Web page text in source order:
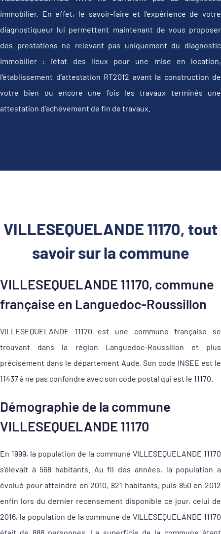
immobilier. En effet, le savoir-faire et l'expérience de votre
diagnostiqueur lui permettent maintenant de vous proposer
des prestations ne relevant pas uniquement du diagnostic
immobilier : l'état des lieux pour une mise en location,
l'établissement d’attestation RT2012 avant la construction de
votre bien ou encore une fois les travaux terminés une
attestation d'achèvement de fin de travaux.
VILLESEQUELANDE 11170, tout
savoir sur la commune
VILLESEQUELANDE 11170, commune
française en Languedoc-Roussillon
VILLESEQUELANDE 11170 est une commune française se
trouvant dans la région Languedoc-Roussillon et plus
précisément dans le département Aude. Son code INSEE est le
11437 à ne pas confondre avec son code postal qui est le 11170.
Démographie de la commune
VILLESEQUELANDE 11170
En 1999, la population de la commune VILLESEQUELANDE 11170
s'élevait à 568 habitants. Au fil des années, la population a
évolué pour atteindre en 2010, 821 habitants, puis 850 en 2012
enfin lors du dernier recensement disponible ce jour, celui de
2016, la population de la commune de VILLESEQUELANDE 11170